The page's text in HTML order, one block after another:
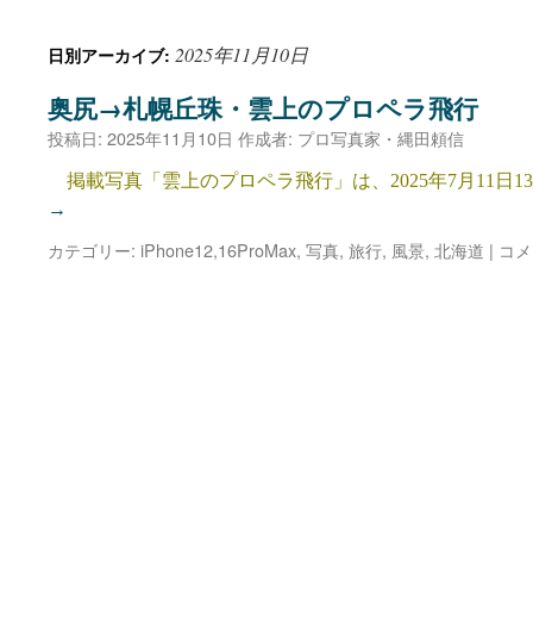
日別アーカイブ: 2025年11月10日
奥尻→札幌丘珠・雲上のプロペラ飛行
投稿日: 2025年11月10日 作成者: プロ写真家・縄田頼信
掲載写真「雲上のプロペラ飛行」は、2025年7月11日
→
カテゴリー: iPhone12,16ProMax, 写真, 旅行, 風景, 北海道 | コ